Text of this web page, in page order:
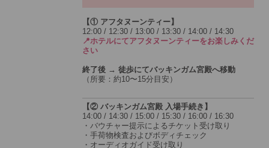
【① アフタヌーンティー】
12:00 / 12:30 / 13:00 / 13:30 / 14:00 / 14:30
📍ホテルにてアフタヌーンティーをお楽しみくだ
さい
終了後 → 徒歩にてバッキンガム宮殿へ移動
（所要：約10〜15分目安）
【② バッキンガム宮殿 入場手続き】
14:00 / 14:30 / 15:00 / 15:30 / 16:00 / 16:30
・バウチャー提示によるチケット受け取り
・手荷物検査およびボディチェック
・オーディオガイド受け取り